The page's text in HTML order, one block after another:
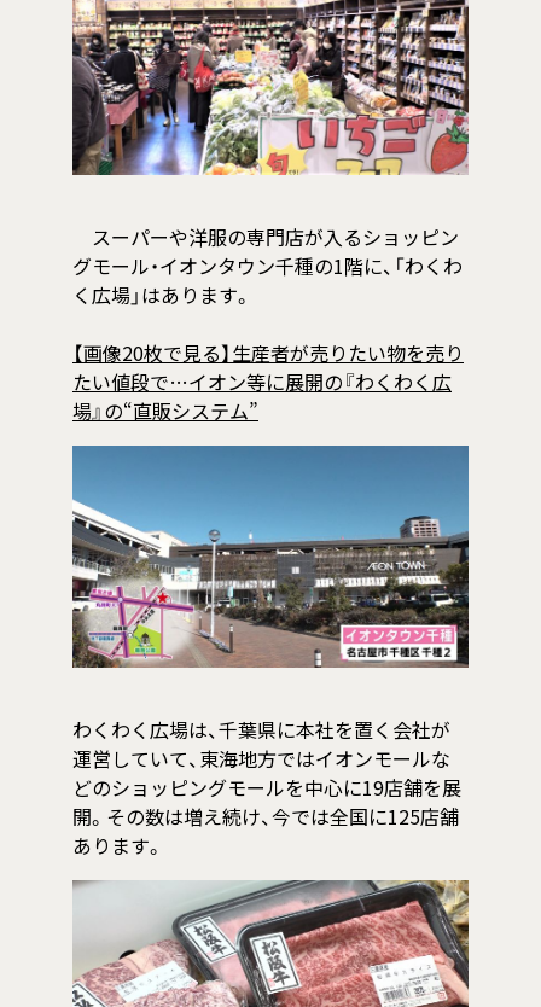
スーパーや洋服の専門店が入るショッピン
グモール・イオンタウン千種の1階に、「わくわ
く広場」はあります。
【画像20枚で見る】生産者が売りたい物を売り
たい値段で…イオン等に展開の『わくわく広
場』の“直販システム”
わくわく広場は、千葉県に本社を置く会社が
運営していて、東海地方ではイオンモールな
どのショッピングモールを中心に19店舗を展
開。その数は増え続け、今では全国に125店舗
あります。